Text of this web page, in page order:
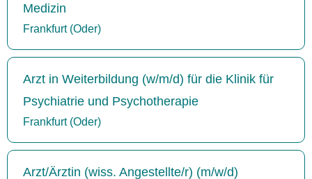
Medizin
Frankfurt (Oder)
Arzt in Weiterbildung (w/m/d) für die Klinik für
Psychiatrie und Psychotherapie
Frankfurt (Oder)
Arzt/Ärztin (wiss. Angestellte/r) (m/w/d)